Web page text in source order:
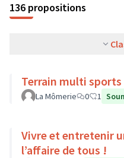
136 propositions
Terrain multi sports
La Mômerie 0 1
Vivre et entretenir
l’affaire de tous !